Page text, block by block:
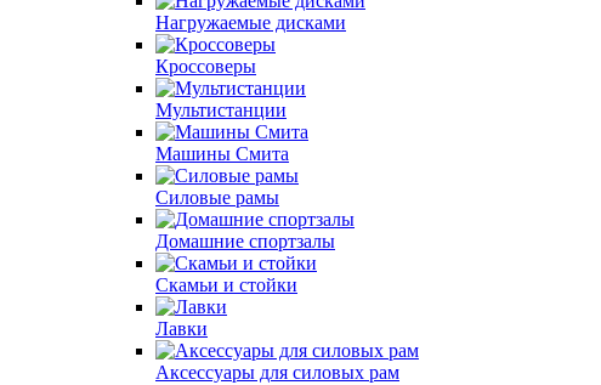
Нагружаемые дисками
Кроссоверы
Мультистанции
Машины Смита
Силовые рамы
Домашние спортзалы
Скамьи и стойки
Лавки
Аксессуары для силовых рам